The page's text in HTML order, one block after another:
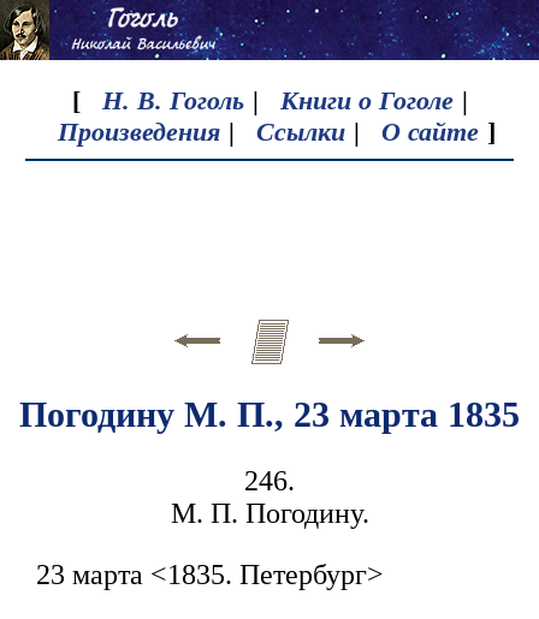
[ Н. В. Гоголь | Книги о Гоголе |
Произведения | Ссылки | О сайте ]
Погодину М. П., 23 марта 1835
246.
М. П. Погодину.
23 марта <1835. Петербург>